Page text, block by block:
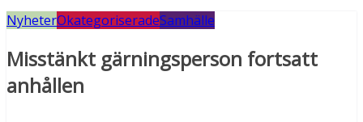
NyheterOkategoriseradeSamhälle
Misstänkt gärningsperson fortsatt
anhållen